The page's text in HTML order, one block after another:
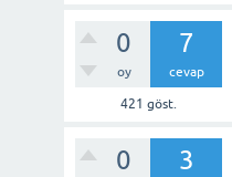
0
oy
7
cevap
421 göst.
0 3